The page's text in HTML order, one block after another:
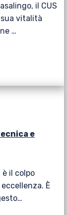
il CUS
vitalità
…
e
è il colpo
È